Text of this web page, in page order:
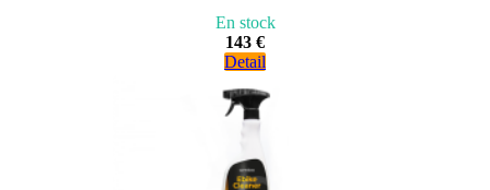
En stock
143 €
Detail